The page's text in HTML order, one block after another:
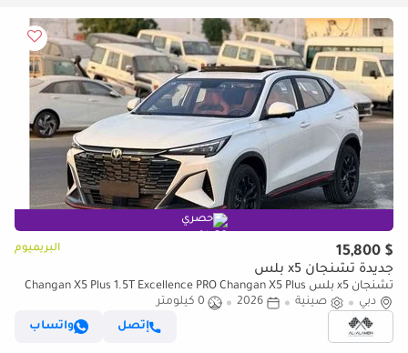
حصري
$ 15,800 البريميوم
جديدة تشنجان x5 بلس
تشنجان x5 بلس Changan X5 Plus 1.5T Excellence PRO Changan X5 Plus
1.5T 2026
دبي صينية 2026
0 كيلومتر
إتصل
واتساب